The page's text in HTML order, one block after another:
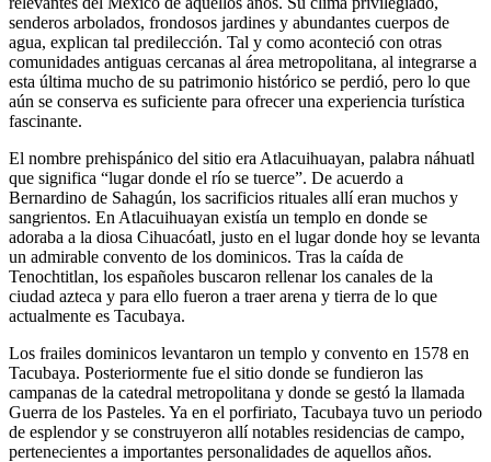
senderos arbolados, frondosos jardines y abundantes cuerpos de
agua, explican tal predilección. Tal y como aconteció con otras
comunidades antiguas cercanas al área metropolitana, al integrarse a
esta última mucho de su patrimonio histórico se perdió, pero lo que
aún se conserva es suficiente para ofrecer una experiencia turística
fascinante.
El nombre prehispánico del sitio era Atlacuihuayan, palabra náhuatl
que significa “lugar donde el río se tuerce”. De acuerdo a
Bernardino de Sahagún, los sacrificios rituales allí eran muchos y
sangrientos. En Atlacuihuayan existía un templo en donde se
adoraba a la diosa Cihuacóatl, justo en el lugar donde hoy se levanta
un admirable convento de los dominicos. Tras la caída de
Tenochtitlan, los españoles buscaron rellenar los canales de la
ciudad azteca y para ello fueron a traer arena y tierra de lo que
actualmente es Tacubaya.
Los frailes dominicos levantaron un templo y convento en 1578 en
Tacubaya. Posteriormente fue el sitio donde se fundieron las
campanas de la catedral metropolitana y donde se gestó la llamada
Guerra de los Pasteles. Ya en el porfiriato, Tacubaya tuvo un periodo
de esplendor y se construyeron allí notables residencias de campo,
pertenecientes a importantes personalidades de aquellos años.